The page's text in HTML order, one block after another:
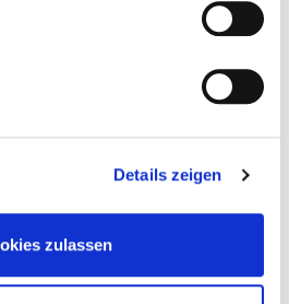
Details zeigen
zulassen
по акциям
и акциях OE
Germany!